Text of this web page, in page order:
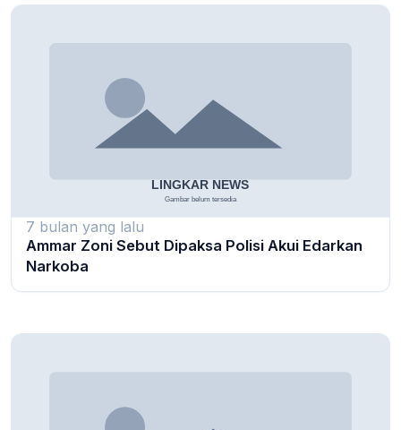
7 bulan yang lalu
Ammar Zoni Sebut Dipaksa Polisi Akui Edarkan
Narkoba